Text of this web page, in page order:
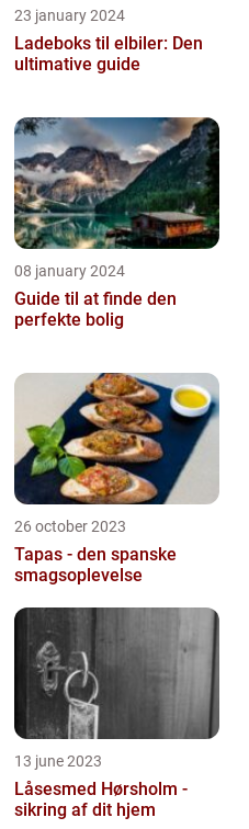
23 january 2024
Ladeboks til elbiler: Den
ultimative guide
08 january 2024
Guide til at finde den
perfekte bolig
26 october 2023
Tapas - den spanske
smagsoplevelse
13 june 2023
Låsesmed Hørsholm -
sikring af dit hjem